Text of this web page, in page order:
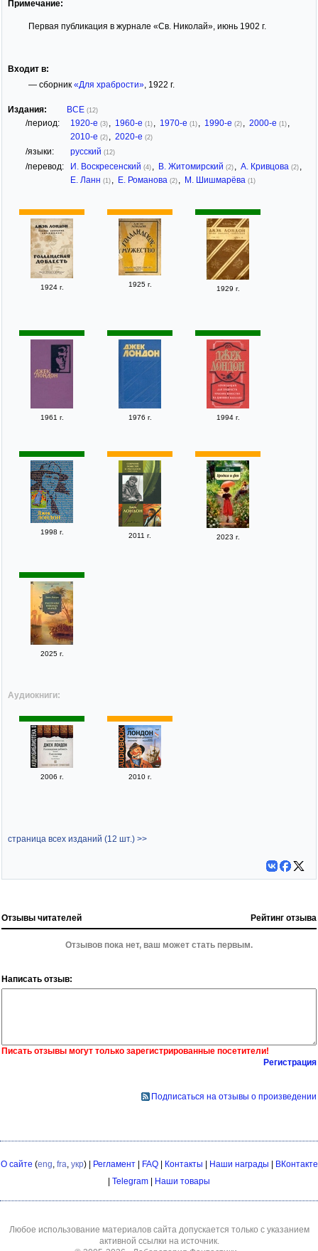
Примечание:
Первая публикация в журнале «Св. Николай», июнь 1902 г.
Входит в:
— сборник «Для храбрости», 1922 г.
Издания: ВСЕ (12)
/период: 1920-е (3) 1960-е (1) 1970-е (1) 1990-е (2) 2000-е (1)
2010-е (2) 2020-е (2)
/языки: русский (12)
/перевод: И. Воскресенский (4) В. Житомирский (2) А. Кривцова (2)
Е. Ланн (1) Е. Романова (2) М. Шишмарёва (1)
1924 г. 1925 г.
1929 г.
1961 г. 1976 г. 1994 г.
1998 г. 2011 г. 2023 г.
2025 г.
Аудиокниги:
2006 г. 2010 г.
страница всех изданий (12 шт.) >>
Отзывы читателей Рейтинг отзыва
Отзывов пока нет, ваш может стать первым.
Написать отзыв:
Писать отзывы могут только зарегистрированные посетители!
Регистрация
Подписаться на отзывы о произведении
О сайте (eng fra укр) | Регламент| FAQ| Контакты | Наши награды | ВКонтакте
| Telegram | Наши товары
Любое использование материалов сайта допускается только с указанием
активной ссылки на источник.